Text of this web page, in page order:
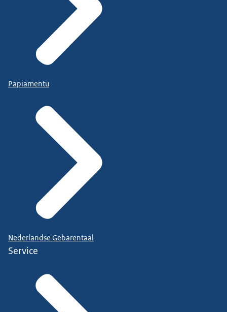
Papiamentu
Nederlandse Gebarentaal
Service